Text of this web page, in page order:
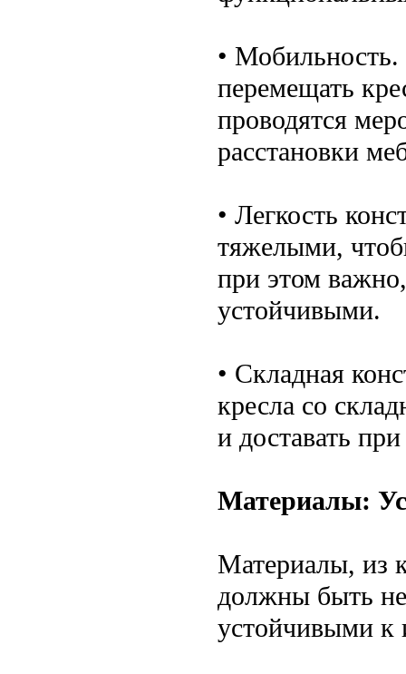
• Мобильность.
перемещать
проводятся
расстановки
• Легкость
тяжелыми,
при этом
устойчивыми.
• Складная
кресла со
и доставать
Материалы:
Материалы, из
должны быть
устойчивыми к